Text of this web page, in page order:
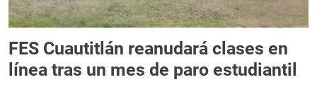
FES Cuautitlán reanudará clases en
línea tras un mes de paro estudiantil